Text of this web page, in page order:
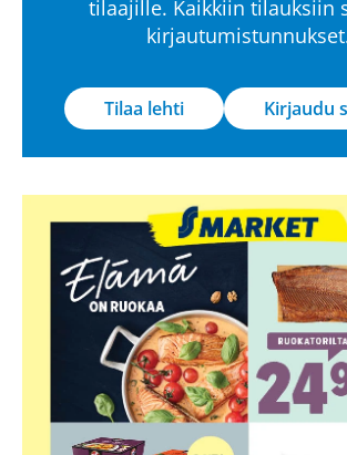
tilaajille. Kaikkiin tilauksiin
Tilaa lehti Kirjaudu